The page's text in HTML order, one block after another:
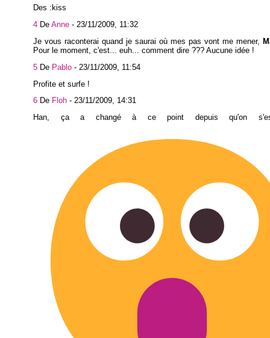
Des :kiss
4 De Anne - 23/11/2009, 11:32
Je vous raconterai quand je saurai où mes pas vont me mener,
Pour le moment, c'est... euh... comment dire ??? Aucune idée !
5 De Pablo - 23/11/2009, 11:54
Profite et surfe !
6 De Floh - 23/11/2009, 14:31
Han, ça a changé à ce point depuis qu'on